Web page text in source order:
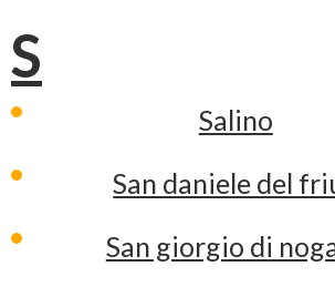
S
Salino
San daniele del
San giorgio di